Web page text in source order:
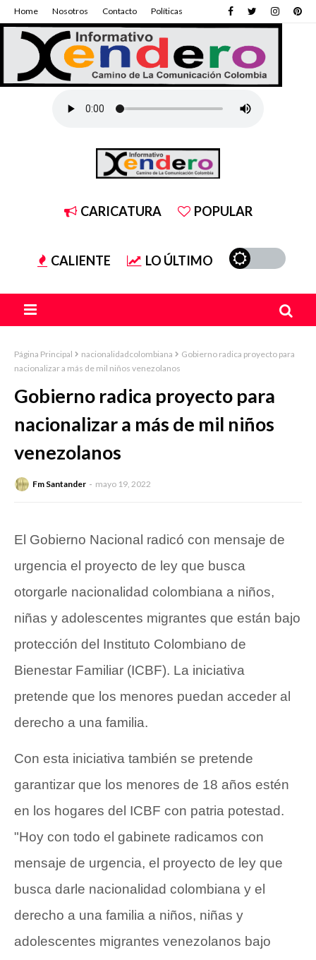
Home Nosotros Contacto Políticas
CARICATURA POPULAR
CALIENTE LO ÚLTIMO
Página Principal nacionalidadcolombiana
Gobierno radica proyecto para
nacionalizar a más de mil niños venezolanos
Gobierno radica proyecto para
nacionalizar a más de mil niños
venezolanos
Fm Santander mayo 19, 2022
El Gobierno Nacional radicó con mensaje de
urgencia el proyecto de ley que busca
otorgarle nacionalidad colombiana a niños,
niñas y adolescentes migrantes que están bajo
protección del Instituto Colombiano de
Bienestar Familiar (ICBF). La iniciativa
pretende que los menores puedan acceder al
derecho a una familia.
Con esta iniciativa también se pretende
garantizar que los menores de 18 años estén
en los hogares del ICBF con patria potestad.
"Hoy con todo el gabinete radicamos con
mensaje de urgencia, el proyecto de ley que
busca darle nacionalidad colombiana y el
derecho a una familia a niños, niñas y
adolescentes migrantes venezolanos bajo